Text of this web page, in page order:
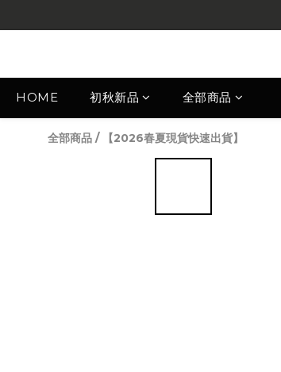
HOME 初秋新品 全部商品
全部商品 / 【2026春夏現貨快速出貨】